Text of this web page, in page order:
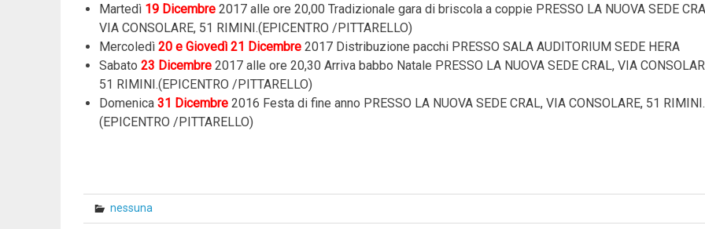
Martedì 19 Dicembre2017 alle ore 20,00 Tradizionale gara di briscola a coppie PRESSO LA NUOVA SEDE
VIA CONSOLARE, 51 RIMINI.(EPICENTRO /PITTARELLO)
Mercoledì 20 e Giovedì 21 Dicembre2017 Distribuzione pacchi PRESSO SALA AUDITORIUM SEDE HERA
Sabato 23 Dicembre2017 alle ore 20,30 Arriva babbo Natale PRESSO LA NUOVA SEDE CRAL, VIA
51 RIMINI.(EPICENTRO /PITTARELLO)
Domenica 31 Dicembre 2016 Festa di fine anno PRESSO LA NUOVA SEDE CRAL, VIA CONSOLARE, 51 RIMINI.
(EPICENTRO /PITTARELLO)
nessuna